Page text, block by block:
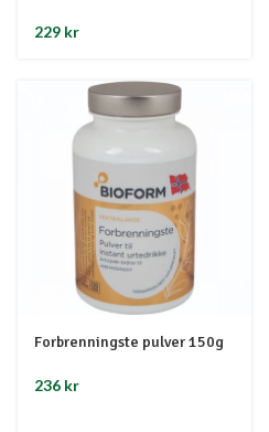
229 kr
Forbrenningste pulver 150g
236 kr